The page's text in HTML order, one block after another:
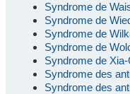
Syndrome de
Syndrome de
Syndrome de
Syndrome de
Syndrome de
Syndrome des
Syndrome des